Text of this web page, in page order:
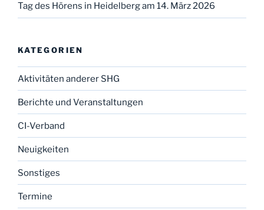
Tag des Hörens in Heidelberg am 14. März 2026
KATEGORIEN
Aktivitäten anderer SHG
Berichte und Veranstaltungen
CI-Verband
Neuigkeiten
Sonstiges
Termine